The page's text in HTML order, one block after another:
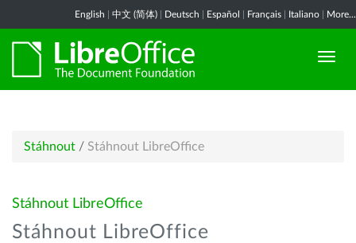
English 中文 (简体) Deutsch Español Français Italiano More...
Stáhnout / Stáhnout LibreOffice
Stáhnout LibreOffice
Stáhnout LibreOffice